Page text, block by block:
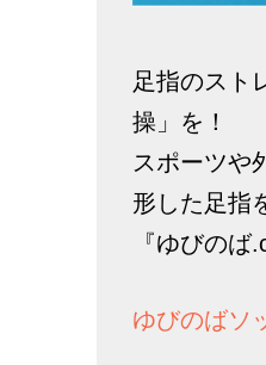
足指のスト
操」を！
スポーツや
形した足指
『ゆびのば
ゆびのばソ